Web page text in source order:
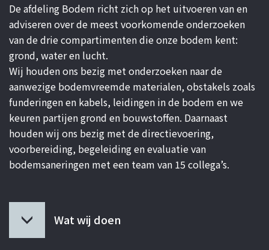
De afdeling Bodem richt zich op het uitvoeren van en
adviseren over de meest voorkomende onderzoeken
van de drie compartimenten die onze bodem kent:
grond, water en lucht.
Wij houden ons bezig met onderzoeken naar de
aanwezige bodemvreemde materialen, obstakels zoals
funderingen en kabels, leidingen in de bodem en we
keuren partijen grond en bouwstoffen. Daarnaast
houden wij ons bezig met de directievoering,
voorbereiding, begeleiding en evaluatie van
bodemsaneringen met een team van 15 collega’s.
Wat wij doen